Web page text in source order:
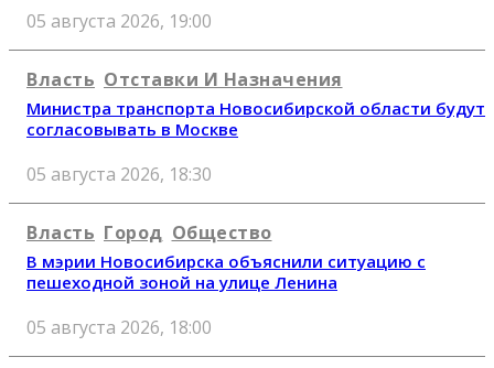
05 августа 2026, 19:00
Власть Отставки И Назначения
Министра транспорта Новосибирской области будут
согласовывать в Москве
05 августа 2026, 18:30
Власть Город Общество
В мэрии Новосибирска объяснили ситуацию с
пешеходной зоной на улице Ленина
05 августа 2026, 18:00